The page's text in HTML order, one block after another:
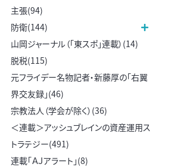
主張(94)
防衛(144)
山岡ジャーナル（「東スポ」連載）(14)
脱税(115)
元フライデー名物記者・新藤厚の「右翼
界交友録」(46)
宗教法人（学会が除く）(36)
＜連載＞アッシュブレインの資産運用ス
トラテジー(491)
連載「ＡＪアラート」(8)